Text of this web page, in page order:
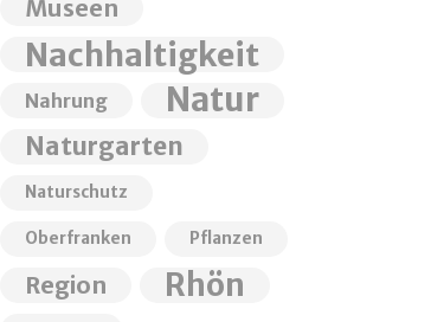
Museen
Nachhaltigkeit
Nahrung Natur
Naturgarten
Naturschutz
Oberfranken Pflanzen
Region Rhön